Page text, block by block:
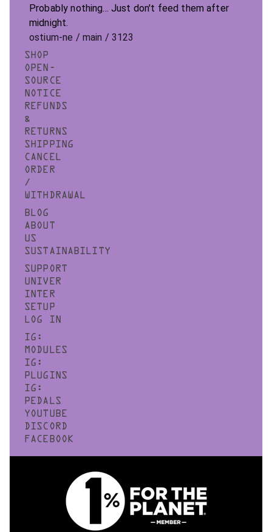
Probably nothing... Just don't feed them after
midnight.
ostium-ne / main / 3123
SHOP
OPEN-
SOURCE
NOTICE
REFUNDS
&
RETURNS
SHIPPING
CANCEL
ORDER
/
WITHDRAWAL
BLOG
ABOUT
US
SUSTAINABILITY
SUPPORT
UNIVER
INTER
SETUP
LOG IN
IG:
MODULES
IG:
PLUGINS
IG:
PEDALS
YOUTUBE
DISCORD
FACEBOOK